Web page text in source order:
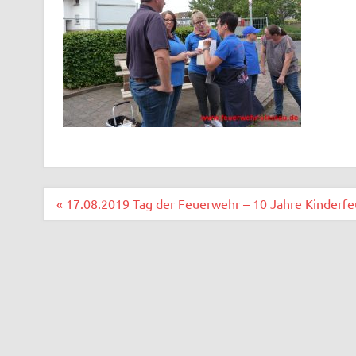
Beitragsnavigation
« 17.08.2019 Tag der Feuerwehr – 10 Jahre